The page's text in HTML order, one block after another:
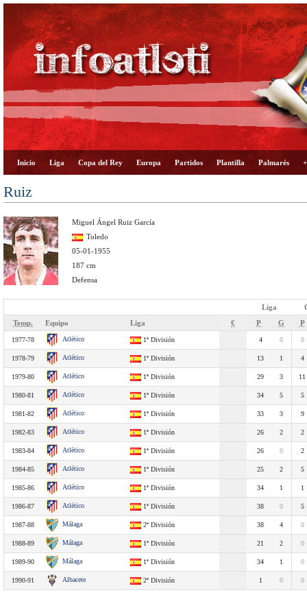
Inicio Liga Copa del Rey Europa Partidos Plantilla Palmarés
Ruiz
Miguel Ángel Ruiz García
Toledo
05-01-1955
187 cm
Defensa
Liga
Temp.
Equipo Liga € P G P
1977-78 Atlético 1ª División 4 0 0
1978-79 Atlético 1ª División 13 1 4
1979-80 Atlético 1ª División 29 3 11
1980-81 Atlético 1ª División 34 5 5
1981-82 Atlético 1ª División 33 3 9
1982-83 Atlético 1ª División 26 2 2
1983-84 Atlético 1ª División 26 0 2
1984-85 Atlético 1ª División 25 2 5
1985-86 Atlético 1ª División 34 1 1
1986-87 Atlético 1ª División 38 0 5
1987-88 Málaga 2ª División 38 4 0
1988-89 Málaga 1ª División 21 2 0
1989-90 Málaga 1ª División 34 1 0
1990-91 Albacete 2ª División 1 0 0